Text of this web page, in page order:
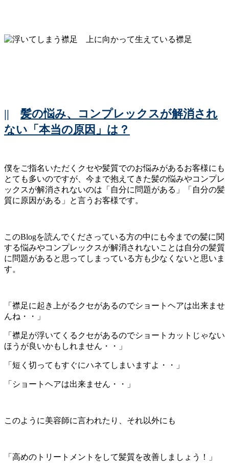
|| 髪の悩み、コンプレックスが解消され
ない「本当の原因」は？
僕をご指名いただくクセや髪質でのお悩みがあるお客様にも
とても多いのですが、今まで抱えてきた髪の悩みやコンプレ
ックスが解消されないのは「自分に問題がある」「自分の髪
質に原因がある」と言うお客様です。
このBlogを読んでくださっている方の中にも今までの髪に関
する悩みやコンプレックスが解消されないことは自分の髪質
に問題があると思ってしまっている方も少なくないと思いま
す。
「襟足に起き上がるクセがあるのでショートヘアは出来ませ
んね・・」
「襟足が浮いてくるクセがあるのでショートカットじゃない
ほうが良いかもしれません・・」
「短く切ってもすぐにハネてしまいますよ・・」
「ショートヘアは出来ません・・」
このように美容師に言われたり、それ以外にも
「高めのトリートメントをして髪質を改善しましょう！」